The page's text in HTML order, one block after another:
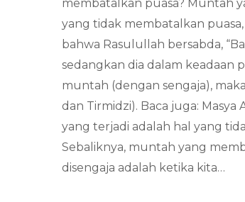
membatalkan puasa? Muntah
yang tidak membatalkan
bahwa Rasulullah bersabda,
sedangkan dia dalam keadaan
muntah (dengan sengaja),
dan Tirmidzi). Baca juga:
yang terjadi adalah hal yang
Sebaliknya, muntah yang
disengaja adalah ketika kita…